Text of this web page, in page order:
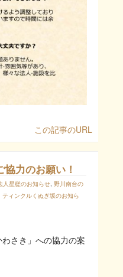
この記事のURL
力のお願い！
人星槎のお知らせ, 野川南台の
ティンクルくぬぎ坂のお知ら
さき」への協力の案